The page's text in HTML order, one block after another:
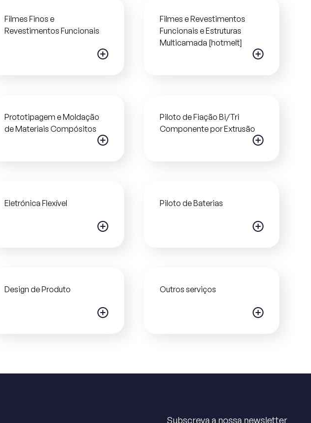
Filmes Finos e
Revestimentos Funcionais
Filmes e Revestimentos
Funcionais e Estruturas
Multicamada [hotmelt]
Prototipagem e Moldação
de Materiais Compósitos
Piloto de Fiação Bi/Tri
Componente por Extrusão
Eletrónica Flexível Piloto de Baterias
Design de Produto Outros serviços
Subscreva a nossa newsletter